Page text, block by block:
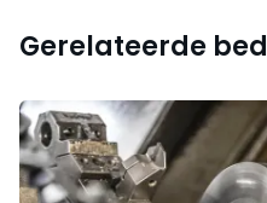
Gerelateerde